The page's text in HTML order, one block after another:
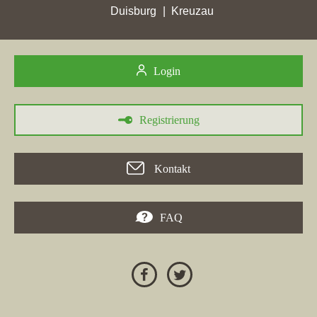
30.05.2026
erzielte in der Zeit vom 24. April bis 30. Mai 2026 in
Oranienburg. Die Webseite
verzeichnete jedoch auch große Verlustplätze, insbesondere in
Duisburg Kreuzau
Login
Registrierung
Kontakt
FAQ